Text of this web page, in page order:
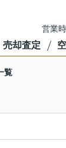
営業
売却査定
覧